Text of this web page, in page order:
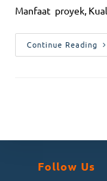
Manfaat proyek,
Continue Reading
Follow Us